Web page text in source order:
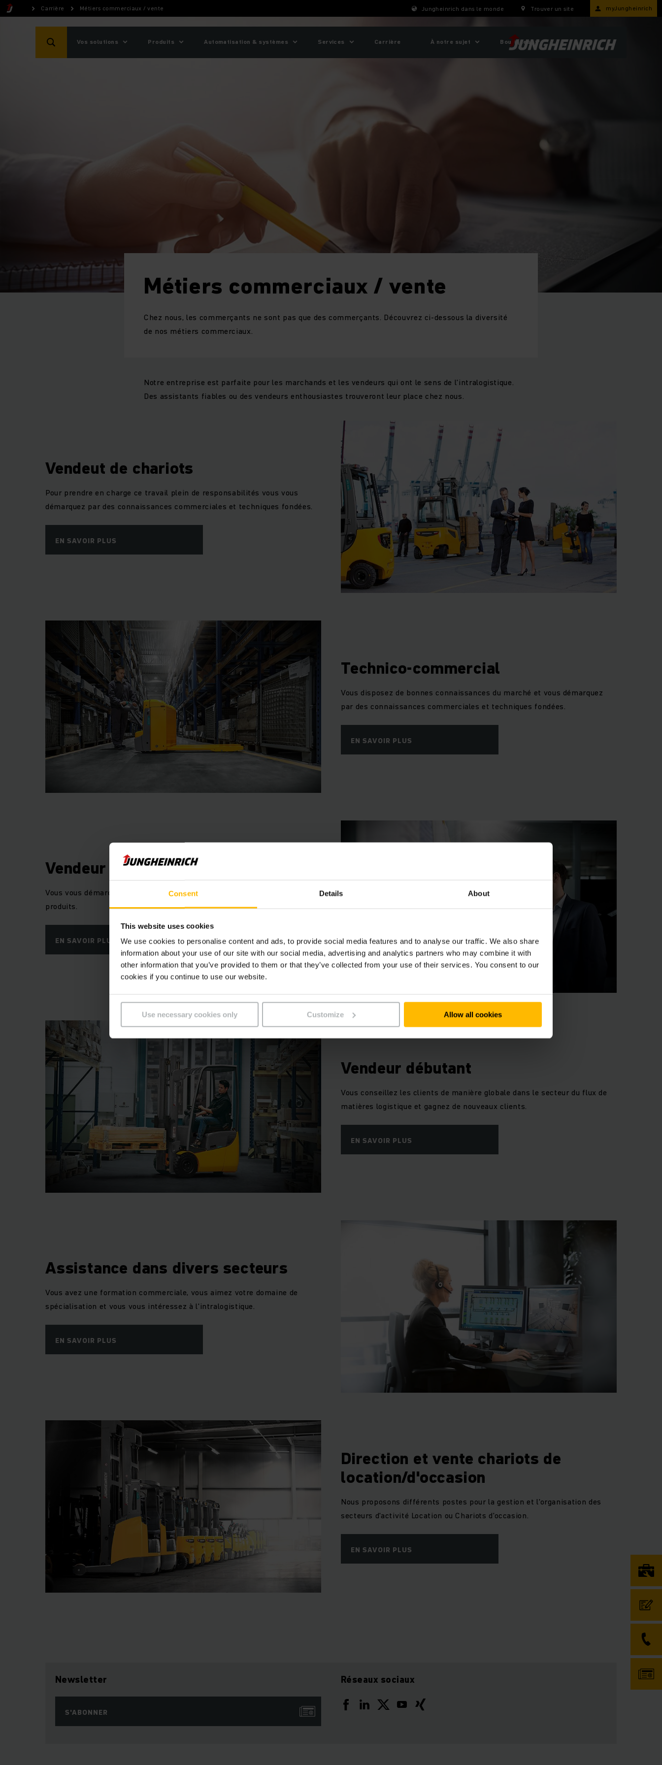
Consent Details About
This website uses cookies
We use cookies to personalise content and ads, to provide social media features and to analyse our traffic. We also share
information about your use of our site with our social media, advertising and analytics partners who may combine it with
other information that you’ve provided to them or that they’ve collected from your use of their services. You consent to our
cookies if you continue to use our website.
Use necessary cookies only Customize Allow all cookies
Carrière Métiers commerciaux / vente Jungheinrich dans le monde Trouver un site myJungheinrich
Vos solutions Produits Automatisation & systèmes Services Carrière À notre sujet Boutiques
Métiers commerciaux / vente
Chez nous, les commerçants ne sont pas que des commerçants. Découvrez ci-dessous la diversité
de nos métiers commerciaux.
Notre entreprise est parfaite pour les marchands et les vendeurs qui ont le sens de l'intralogistique.
Des assistants fiables ou des vendeurs enthousiastes trouveront leur place chez nous.
Vendeut de chariots
Pour prendre en charge ce travail plein de responsabilités vous vous
démarquez par des connaissances commerciales et techniques fondées.
EN SAVOIR PLUS
Technico-commercial
Vous disposez de bonnes connaissances du marché et vous démarquez
par des connaissances commerciales et techniques fondées.
EN SAVOIR PLUS
Vendeur de systèmes logistiques
Vous vous démarquez par de bonnes connaissances du marché et des
produits.
EN SAVOIR PLUS
Vendeur débutant
Vous conseillez les clients de manière globale dans le secteur du flux de
matières logistique et gagnez de nouveaux clients.
EN SAVOIR PLUS
Assistance dans divers secteurs
Vous avez une formation commerciale, vous aimez votre domaine de
spécialisation et vous vous intéressez à l'intralogistique.
EN SAVOIR PLUS
Direction et vente chariots de
location/d'occasion
Nous proposons différents postes pour la gestion et l'organisation des
secteurs d'activité Location ou Chariots d'occasion.
EN SAVOIR PLUS
Newsletter
S'ABONNER
Réseaux sociaux